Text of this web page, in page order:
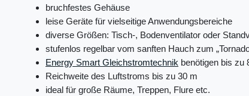
bruchfestes Gehäuse
leise Geräte für vielseitige Anwendungsbereiche
diverse Größen: Tisch-, Bodenventilator oder
stufenlos regelbar vom sanften Hauch zum
Energy Smart Gleichstromtechnik benötigen bis zu
Reichweite des Luftstroms bis zu 30 m
ideal für große Räume, Treppen, Flure etc.